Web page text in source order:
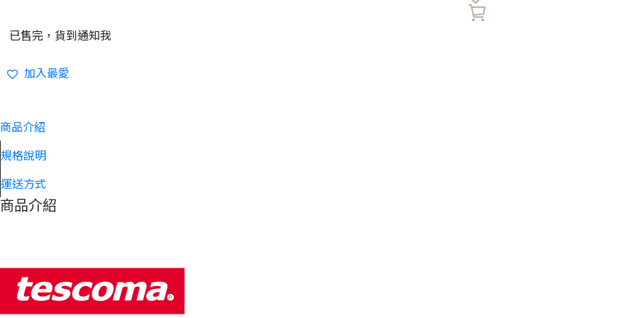
已售完，貨到通知我
加入最愛
商品介紹
規格說明
運送方式
商品介紹